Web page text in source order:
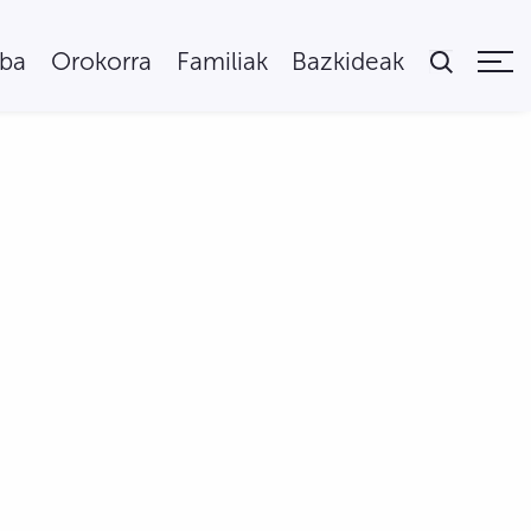
Orokorra Familiak Bazkideak